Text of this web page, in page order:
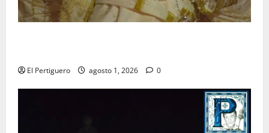
El Pertiguero agosto 1, 2026 0